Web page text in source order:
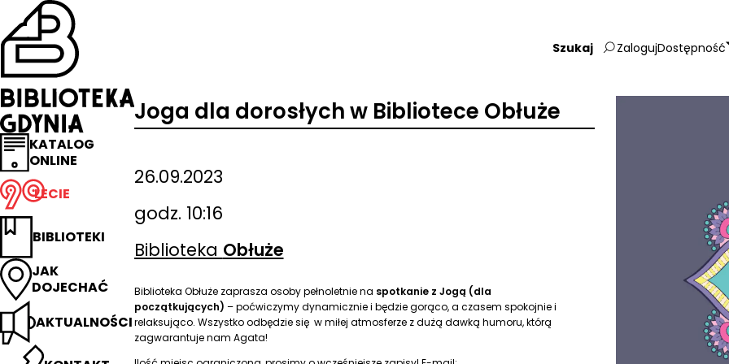
Przejdź
na
stronę
główną
Biblioteka
Gdynia
KATALOG
ONLINE
LECIE
BIBLIOTEKI
JAK
DOJECHAĆ
AKTUALNOŚCI
Wpisz
frazę:
ZalogujDostępność
Joga dla dorosłych w Bibliotece Obłuże
26.09.2023
godz. 10:16
Biblioteka Obłuże
Biblioteka Obłuże zaprasza osoby pełnoletnie na spotkanie z Jogą (dla
początkujących) – poćwiczymy dynamicznie i będzie gorąco, a czasem spokojnie i
relaksująco. Wszystko odbędzie się w miłej atmosferze z dużą dawką humoru, którą
zagwarantuje nam Agata!